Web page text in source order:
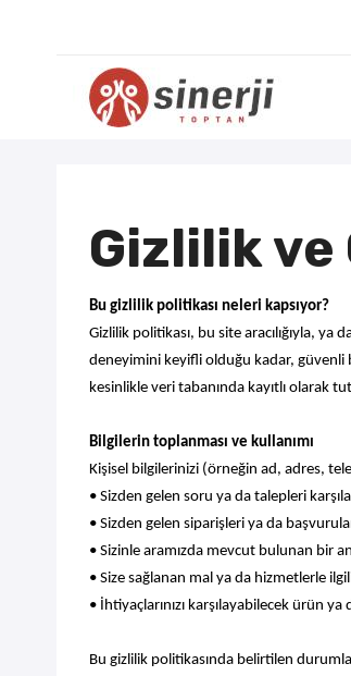
Gizlilik
Bu gizlilik politikası neleri kapsıyor?
Gizlilik politikası, bu site aracılığıyla,
deneyimini keyifli olduğu kadar, güvenli
kesinlikle veri tabanında kayıtlı olarak
Bilgilerin toplanması ve kullanımı
Kişisel bilgilerinizi (örneğin ad, adres,
• Sizden gelen soru ya da talepleri
• Sizden gelen siparişleri ya da
• Sizinle aramızda mevcut bulunan bir
• Size sağlanan mal ya da hizmetlerle
• İhtiyaçlarınızı karşılayabilecek ürün
Bu gizlilik politikasında belirtilen